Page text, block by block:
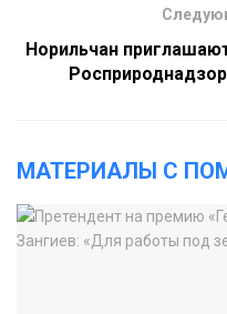
Норильчан
МАТЕРИАЛЫ С